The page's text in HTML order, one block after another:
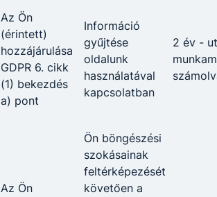
Az Ön
(érintett)
hozzájárulása
GDPR 6. cikk
(1) bekezdés
a) pont
Információ
gyűjtése
oldalunk
használatával
kapcsolatban
2 év -
Az Ön
Ön böngészési
szokásainak
feltérképezését
követően a